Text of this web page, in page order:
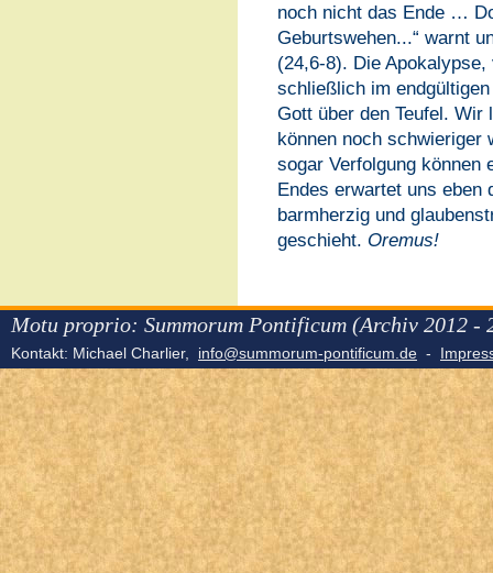
noch nicht das Ende …
Geburtswehen...“ warnt
(24,6-8). Die
schließlich im
Gott über den Teufel. Wir
können noch schwieriger
sogar Verfolgung können
Endes erwartet uns eben
barmherzig und
geschieht. Oremus!
Motu proprio: Summorum Pontificum (Archiv 2012 -
Kontakt: Michael Charlier, info@summorum-pontificum.de -